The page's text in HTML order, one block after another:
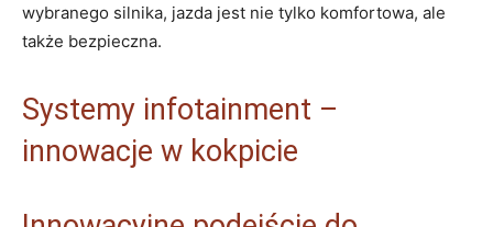
wybranego silnika, jazda jest nie tylko komfortowa, ale
także bezpieczna.
Systemy infotainment –
innowacje w kokpicie